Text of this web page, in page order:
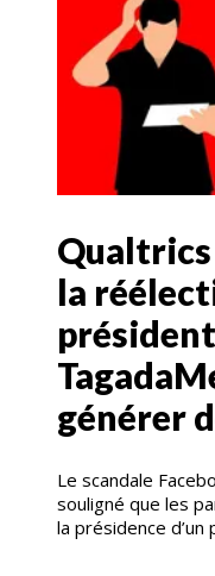
la
générer
Le scandale
souligné que les
la présidence